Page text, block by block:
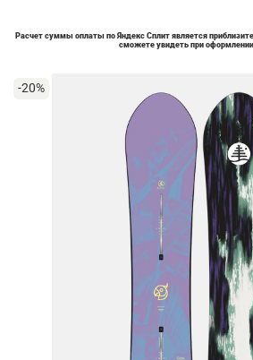
Расчет суммы оплаты по Яндекс Сплит является
сможете увидеть при
-20%